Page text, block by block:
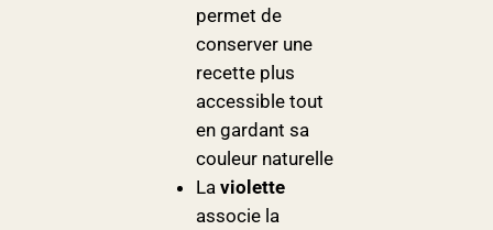
permet de
conserver une
recette plus
accessible tout
en gardant sa
couleur naturelle
La violette
associe la